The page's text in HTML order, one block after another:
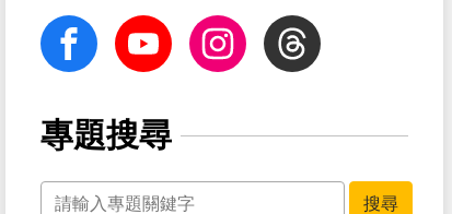
facebook Youtube InstagramThreads
專題搜尋
關鍵字
搜尋